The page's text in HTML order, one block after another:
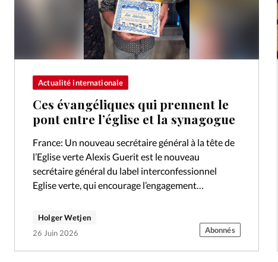
Actualité internationale
Ces évangéliques qui prennent le
pont entre l’église et la synagogue
France: Un nouveau secrétaire général à la tête de
l’Eglise verte Alexis Guerit est le nouveau
secrétaire général du label interconfessionnel
Eglise verte, qui encourage l’engagement
Morosini,…
Holger Wetjen
26 Juin 2026
Abonnés